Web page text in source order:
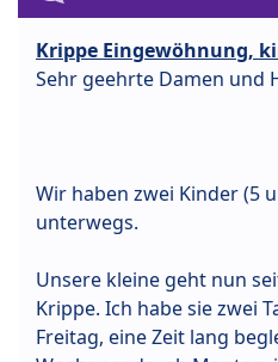
Krippe Eingewöhnung,
Sehr geehrte Damen und
Wir haben zwei Kinder (5
unterwegs.
Unsere kleine geht nun
Krippe. Ich habe sie zwei
Freitag, eine Zeit lang